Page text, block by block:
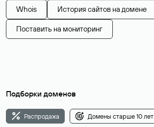
Whois История сайтов на домене
Поставить на мониторинг
Подборки доменов
Распродажа Домены старше 10 лет